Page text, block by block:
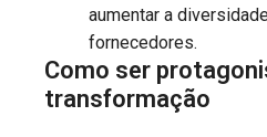
aumentar a
fornecedores.
Como ser
transformação